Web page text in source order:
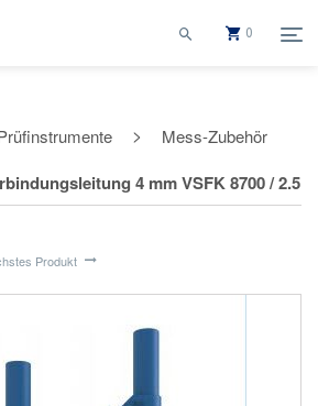
0
Mess-Zubehör
4 mm VSFK 8700 / 2.5
Produkt